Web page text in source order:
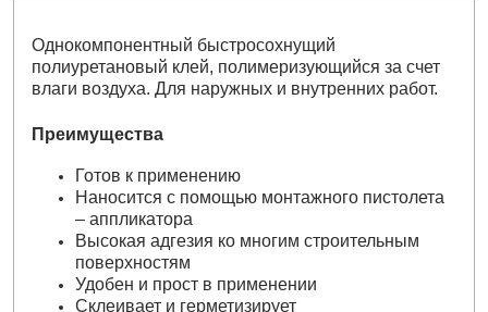
Однокомпонентный быстросохнущий
полиуретановый клей, полимеризующийся за счет
влаги воздуха. Для наружных и внутренних работ.
Преимущества
Готов к применению
Наносится с помощью монтажного пистолета
– аппликатора
Высокая адгезия ко многим строительным
поверхностям
Удобен и прост в применении
Склеивает и герметизирует